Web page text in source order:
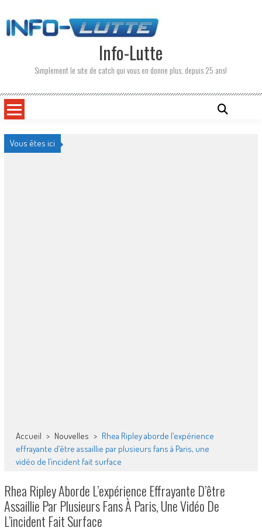
to
content
Info-Lutte
Simplement le site de catch qui vous en donne plus, depuis 25 ans!
Vous êtes ici
Accueil > Nouvelles > Rhea Ripley aborde l’expérience
effrayante d’être assaillie par plusieurs fans à Paris, une
vidéo de l’incident fait surface
Rhea Ripley Aborde L’expérience Effrayante D’être
Assaillie Par Plusieurs Fans À Paris, Une Vidéo De
L’incident Fait Surface